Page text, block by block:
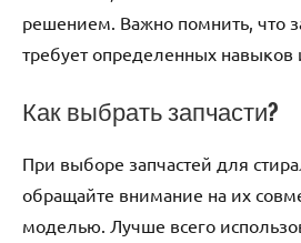
решением. Важно помнить, что
требует определенных навыков
Как выбрать запчасти?
При выборе запчастей для
обращайте внимание на их
моделью. Лучше всего